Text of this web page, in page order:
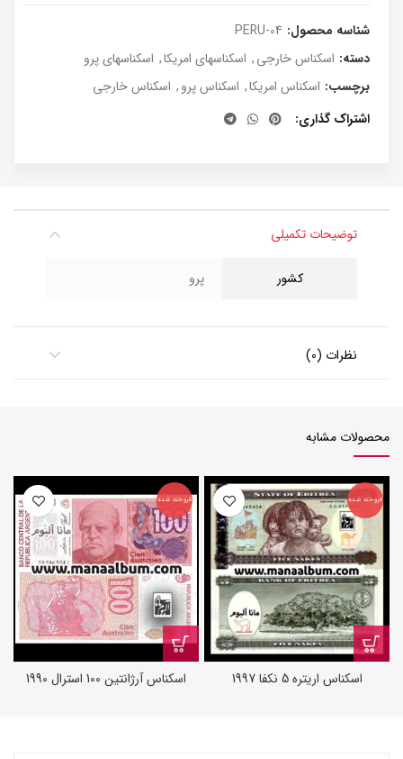
شناسه محصول: PERU-04
دسته: اسکناس خارجی, اسکناسهای امریکا, اسکناسهای پرو
برچسب: اسکناس امریکا, اسکناس پرو, اسکناس خارجی
اشتراک گذاری
توضیحات تکمیلی
کشور پرو
نظرات (0)
محصولات مشابه
فروخته شده
اسکناس اریتره 5 نکفا 1997
فروخته شده
اسکناس آرژانتین 100 استرال 1990